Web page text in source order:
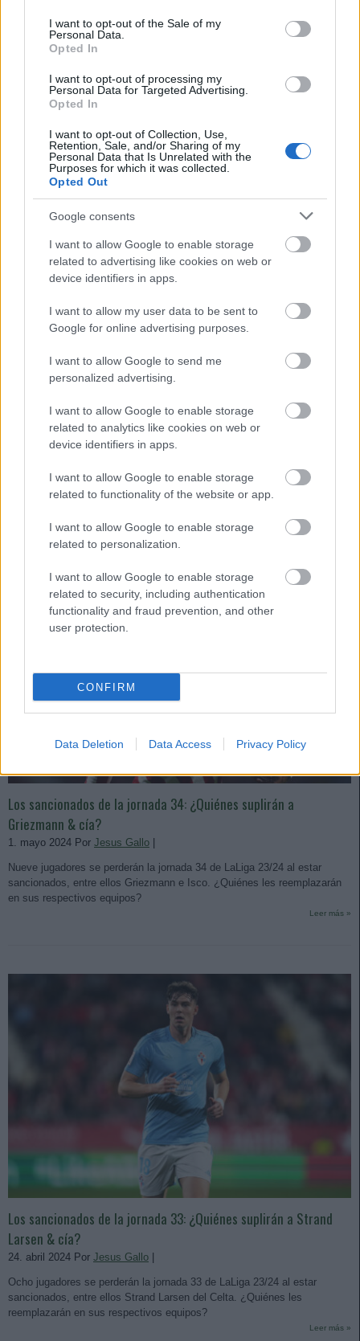
consent section.
I want to opt-out of the Sale of my
Personal Data.
Opted In
I want to opt-out of processing my
Personal Data for Targeted Advertising.
Opted In
I want to opt-out of Collection, Use,
Retention, Sale, and/or Sharing of my
Personal Data that Is Unrelated with the
Purposes for which it was collected.
Opted Out
Google consents
I want to allow Google to enable storage
related to advertising like cookies on web or
device identifiers in apps.
I want to allow my user data to be sent to
Google for online advertising purposes.
I want to allow Google to send me
personalized advertising.
I want to allow Google to enable storage
related to analytics like cookies on web or
device identifiers in apps.
I want to allow Google to enable storage
related to functionality of the website or app.
I want to allow Google to enable storage
related to personalization.
I want to allow Google to enable storage
related to security, including authentication
functionality and fraud prevention, and other
user protection.
CONFIRM
Data Deletion Data Access Privacy Policy
Ocho jugadores se perderán la jornada 36 de LaLiga 23/24 al estar
sancionados, entre ellos Vedat Muriqi y Gündogan. ¿Quiénes les
Leer más »
Los sancionados de la jornada 35: ¿Quiénes suplirán a Cardona
8. mayo 2024 PorJesus Gallo |
Diez jugadores se perderán la jornada 35 de LaLiga 23/24 al estar
sancionados, entre ellos Sergi Cardona y Badé. ¿Quiénes les
reemplazarán en sus respectivos equipos?
Los sancionados de la jornada 34: ¿Quiénes suplirán a
Griezmann & cía?
1. mayo 2024 Por Jesus Gallo
Nueve jugadores se perderán la jornada 34 de LaLiga 23/24 al estar
sancionados, entre ellos Griezmann e Isco. ¿Quiénes les reemplazarán
en sus respectivos equipos?
Leer más »
Los sancionados de la jornada 33: ¿Quiénes suplirán a Strand
Larsen & cía?
24. abril 2024 Por Jesus Gallo
Ocho jugadores se perderán la jornada 33 de LaLiga 23/24 al estar
sancionados, entre ellos Strand Larsen del Celta. ¿Quiénes les
reemplazarán en sus respectivos equipos?
Leer más »